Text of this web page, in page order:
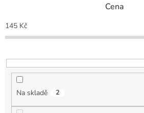
p
r
o
u
Cena
145 Kč
Na skladě 2